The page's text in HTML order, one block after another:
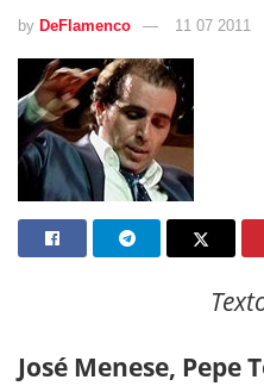
by DeFlamenco 11 07 2011
José Menese,